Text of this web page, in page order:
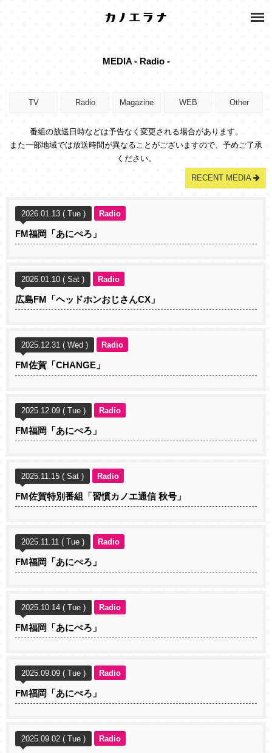
MEDIA - Radio -
TV Radio Magazine WEB Other
番組の放送日時などは予告なく変更される場合があります。
また一部地域では放送時間が異なることがございますので、予めご了承
ください。
RECENT MEDIA
2026.01.13 ( Tue ) Radio
FM福岡「あにぺろ」
2026.01.10 ( Sat ) Radio
広島FM「ヘッドホンおじさんCX」
2025.12.31 ( Wed ) Radio
FM佐賀「CHANGE」
2025.12.09 ( Tue ) Radio
FM福岡「あにぺろ」
2025.11.15 ( Sat ) Radio
FM佐賀特別番組「習慣カノエ通信 秋号」
2025.11.11 ( Tue ) Radio
FM福岡「あにぺろ」
2025.10.14 ( Tue ) Radio
FM福岡「あにぺろ」
2025.09.09 ( Tue ) Radio
FM福岡「あにぺろ」
2025.09.02 ( Tue ) Radio